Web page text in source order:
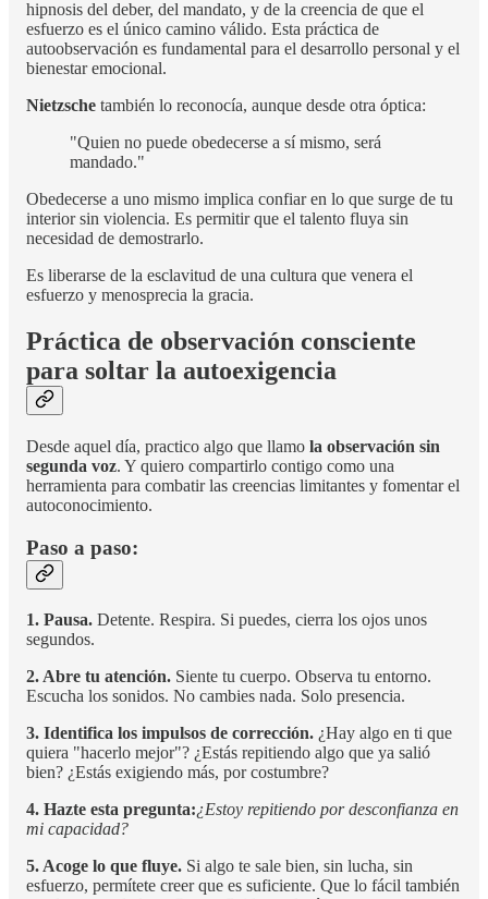
hipnosis del deber, del mandato, y de la creencia de que el
esfuerzo es el único camino válido. Esta práctica de
autoobservación es fundamental para el desarrollo personal y el
bienestar emocional.
Nietzsche también lo reconocía, aunque desde otra óptica:
"Quien no puede obedecerse a sí mismo, será
mandado."
Obedecerse a uno mismo implica confiar en lo que surge de tu
interior sin violencia. Es permitir que el talento fluya sin
necesidad de demostrarlo.
Es liberarse de la esclavitud de una cultura que venera el
esfuerzo y menosprecia la gracia.
Práctica de observación consciente
para soltar la autoexigencia
Desde aquel día, practico algo que llamo la observación sin
segunda voz. Y quiero compartirlo contigo como una
herramienta para combatir las creencias limitantes y fomentar el
autoconocimiento.
Paso a paso:
1. Pausa. Detente. Respira. Si puedes, cierra los ojos unos
segundos.
2. Abre tu atención. Siente tu cuerpo. Observa tu entorno.
Escucha los sonidos. No cambies nada. Solo presencia.
3. Identifica los impulsos de corrección. ¿Hay algo en ti que
quiera "hacerlo mejor"? ¿Estás repitiendo algo que ya salió
bien? ¿Estás exigiendo más, por costumbre?
4. Hazte esta pregunta:¿Estoy repitiendo por desconfianza en
mi capacidad?
5. Acoge lo que fluye. Si algo te sale bien, sin lucha, sin
esfuerzo, permítete creer que es suficiente. Que lo fácil también